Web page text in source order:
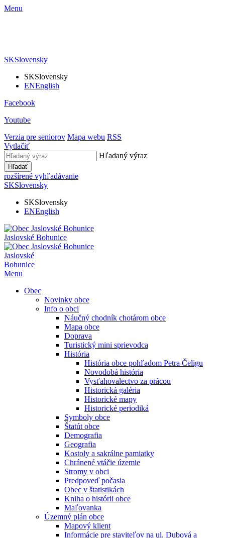
Menu
SKSlovensky
SKSlovensky
ENEnglish
Facebook
Youtube
Verzia pre seniorov Mapa webu RSS
Vytlačiť
Hľadaný výraz
Hľadať
rozšírené vyhľadávanie
SKSlovensky
SKSlovensky
ENEnglish
Jaslovské Bohunice
Jaslovské
Bohunice
Menu
Obec
Novinky obce
Info o obci
Náučný chodník chotárom obce
Mapa obce
Doprava
Turistický mini sprievodca
História
História obce pohľadom Petra Čeligu
Novodobá história
Vysťahovalectvo za prácou
Historická galéria
Historické mapy
Historické periodiká
Symboly obce
Štatút obce
Demografia
Geografia
Kostoly a sakrálne pamiatky
Chránené vtáčie územie
Stromy v obci
Predpoveď počasia
Obec v štatistikách
Kniha o histórii obce
Maľovanka
Územný plán obce
Mapový klient
Informácie pre staviteľov na ul. Dubová a